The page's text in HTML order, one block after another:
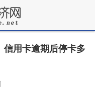
信用卡逾期后停卡多